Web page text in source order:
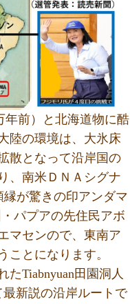
年前）と北海道物に酷
陸の環境は、大氷床
散となって沿岸国の
、南米ＤＮＡシグナ
縁が驚きの印アンダマ
パプアの先住民アボ
マセンので、東南ア
ことになります。
Tiabnyuan田園洞人
最新説の沿岸ルートで